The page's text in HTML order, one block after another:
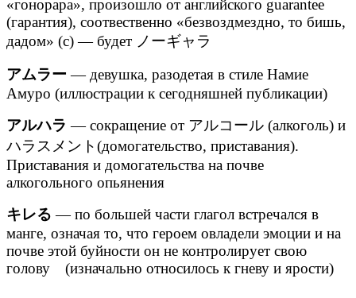
«гонорара», произошло от английского guarantee
(гарантия), соотвественно «безвоздмездно, то бишь,
дадом» (с) — будет ノーギャラ
アムラー — девушка, разодетая в стиле Намие
Амуро (иллюстрации к сегодняшней публикации)
アルハラ — сокращение от アルコール (алкоголь) и
ハラスメント(домогательство, приставания).
Приставания и домогательства на почве
алкогольного опьянения
キレる — по большей части глагол встречался в
манге, означая то, что героем овладели эмоции и на
почве этой буйности он не контролирует свою
голову (изначально относилось к гневу и ярости)